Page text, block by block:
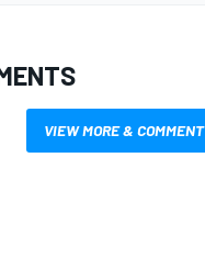
VIEW MORE & COMMENT